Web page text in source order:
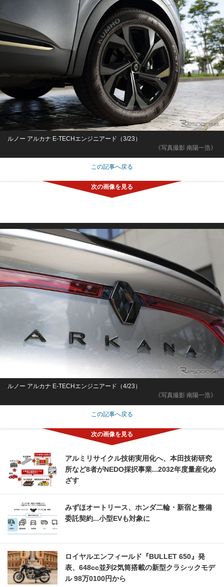
《写真撮影 南陽一浩》
ルノー アルカナ E-TECHエンジニアード（3/23）
この記事へ戻る
《写真撮影 南陽一浩》
ルノー アルカナ E-TECHエンジニアード（4/23）
この記事へ戻る
アルミリサイクル技術実用化へ、本田技術研究
所など8者がNEDO採択事業...2032年度量産化め
ざす
みずほオートリース、ホンダ二輪・新宿と整備
委託契約...小型EVも対象に
ロイヤルエンフィールド『BULLET 650』発
表、648cc並列2気筒搭載の新型クラシックモデ
ル 98万0100円から